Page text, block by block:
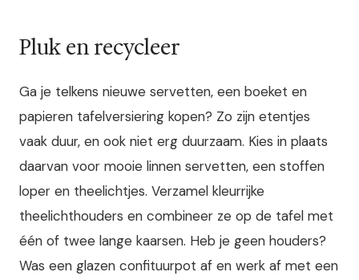
Pluk en recycleer
Ga je telkens nieuwe servetten, een boeket en
papieren tafelversiering kopen? Zo zijn etentjes
vaak duur, en ook niet erg duurzaam. Kies in plaats
daarvan voor mooie linnen servetten, een stoffen
loper en theelichtjes. Verzamel kleurrijke
theelichthouders en combineer ze op de tafel met
één of twee lange kaarsen. Heb je geen houders?
Was een glazen confituurpot af en werk af met een